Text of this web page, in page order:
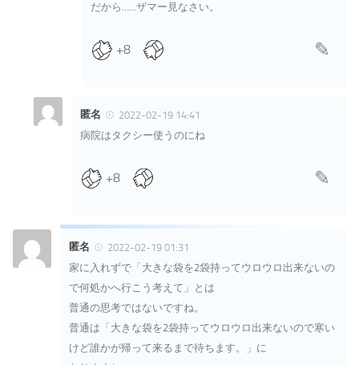
だから……ザマー見なさい。
+8
匿名
2022-02-19 14:41
病院はタクシー使うのにね
+8
匿名
2022-02-19 01:31
家に入れずで「大きな袋を2袋持ってウロウロ出来ないの
で何処かへ行こう考えて」とは
普通の思考ではないですね。
普通は「大きな袋を2袋持ってウロウロ出来ないので寒い
けど誰かが帰って来るまで待ちます。」に